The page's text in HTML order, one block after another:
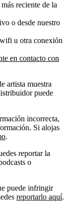
reciente de la
o desde nuestro
u otra conexión
en contacto con
artista muestra
puede
incorrecta,
Si alojas
.
reportar la
o
puede infringir
reportarlo aquí.